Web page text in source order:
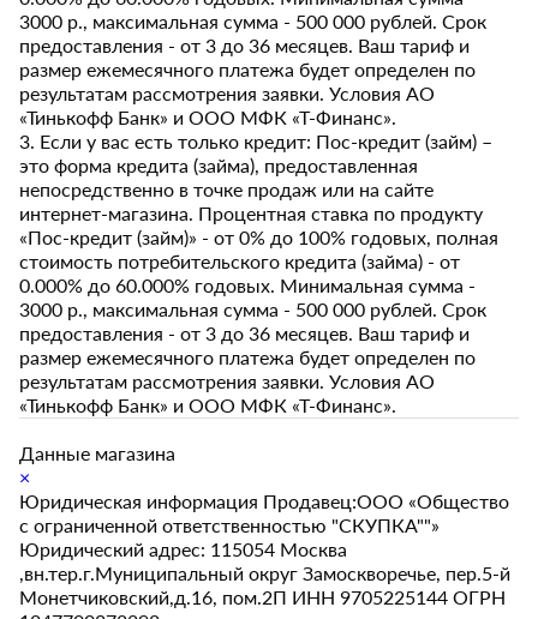
3000 р., максимальная сумма - 500 000 рублей. Срок
предоставления - от 3 до 36 месяцев. Ваш тариф и
размер ежемесячного платежа будет определен по
результатам рассмотрения заявки. Условия АО
«Тинькофф Банк» и ООО МФК «Т-Финанс».
3. Если у вас есть только кредит: Пос-кредит (займ) –
это форма кредита (займа), предоставленная
непосредственно в точке продаж или на сайте
интернет-магазина. Процентная ставка по продукту
«Пос-кредит (займ)» - от 0% до 100% годовых, полная
стоимость потребительского кредита (займа) - от
0.000% до 60.000% годовых. Минимальная сумма -
3000 р., максимальная сумма - 500 000 рублей. Срок
предоставления - от 3 до 36 месяцев. Ваш тариф и
размер ежемесячного платежа будет определен по
результатам рассмотрения заявки. Условия АО
«Тинькофф Банк» и ООО МФК «Т-Финанс».
Данные магазина
×
Юридическая информация Продавец:ООО «Общество
с ограниченной ответственностью "СКУПКА""»
Юридический адрес: 115054 Москва
,вн.тер.г.Муниципальный округ Замоскворечье, пер.5-й
Монетчиковский,д.16, пом.2П ИНН 9705225144 ОГРН